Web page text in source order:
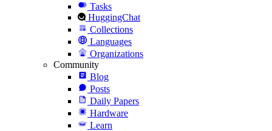
Tasks
HuggingChat
Collections
Languages
Organizations
Community
Blog
Posts
Daily Papers
Hardware
Learn